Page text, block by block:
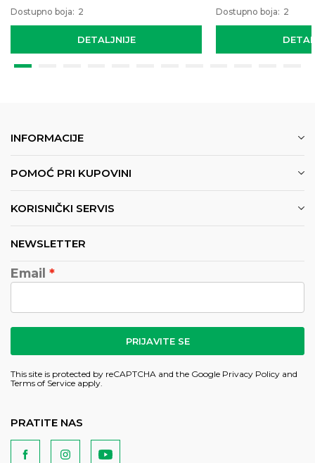
DETALJNIJE
Dostupno boja: 2 Dostupno boja: 2
INFORMACIJE
POMOĆ PRI KUPOVINI
KORISNIČKI SERVIS
NEWSLETTER
Email
PRIJAVITE SE
This site is protected by reCAPTCHA and the Google Privacy Policy and
Terms of Service apply.
PRATITE NAS